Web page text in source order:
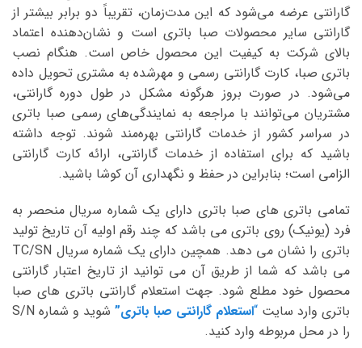
گارانتی عرضه می‌شود که این مدت‌زمان، تقریباً دو برابر بیشتر از
گارانتی سایر محصولات صبا باتری است و نشان‌دهنده اعتماد
بالای شرکت به کیفیت این محصول خاص است. هنگام نصب
باتری صبا، کارت گارانتی رسمی و مهرشده به مشتری تحویل داده
می‌شود. در صورت بروز هرگونه مشکل در طول دوره گارانتی،
مشتریان می‌توانند با مراجعه به نمایندگی‌های رسمی صبا باتری
در سراسر کشور از خدمات گارانتی بهره‌مند شوند. توجه داشته
باشید که برای استفاده از خدمات گارانتی، ارائه کارت گارانتی
الزامی است؛ بنابراین در حفظ و نگهداری آن کوشا باشید.
تمامی باتری های صبا باتری دارای یک شماره سریال منحصر به
فرد (یونیک) روی باتری می باشد که چند رقم اولیه آن تاریخ تولید
باتری را نشان می دهد. همچین دارای یک شماره سریال TC/SN
می باشد که شما از طریق آن می توانید از تاریخ اعتبار گارانتی
محصول خود مطلع شود. جهت استعلام گارانتی باتری های صبا
باتری وارد سایت “استعلام گارانتی صبا باتری”
شوید و شماره S/N
را در محل مربوطه وارد کنید.